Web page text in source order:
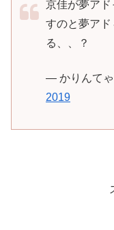
京佳が夢ア
すのと夢ア
る、、？
— かりんて
2019